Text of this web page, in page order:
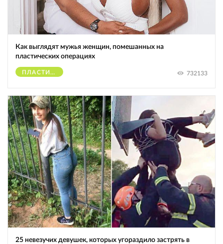
Как выглядят мужья женщин, помешанных на
пластических операциях
ПЛАСТИЧЕСКИЕ ОПЕРАЦИИ 732133
25 невезучих девушек, которых угораздило застрять в